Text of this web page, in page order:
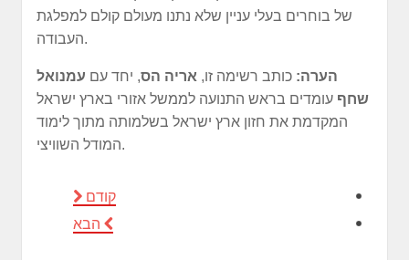
של בוחרים בעלי עניין שלא נתנו מעולם קולם למפלגת
העבודה.
הערה: כותב רשימה זו, אריה הס, יחד עם עמנואל
שחף עומדים בראש התנועה לממשל אזורי בארץ ישראל
המקדמת את חזון ארץ ישראל בשלמותה מתוך לימוד
המודל השוויצי.
קודם
הבא